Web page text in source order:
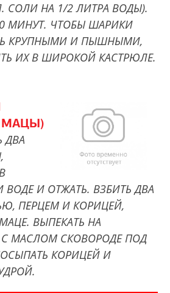
СОЛИ НА 1/2 ЛИТРА ВОДЫ).
МИНУТ. ЧТОБЫ ШАРИКИ
КРУПНЫМИ И ПЫШНЫМИ,
ИХ В ШИРОКОЙ КАСТРЮЛЕ.
МАЦЫ)
ДВА
И ОТЖАТЬ. ВЗБИТЬ ДВА
ПЕРЦЕМ И КОРИЦЕЙ,
ВЫПЕКАТЬ НА
С МАСЛОМ СКОВОРОДЕ ПОД
КОРИЦЕЙ И